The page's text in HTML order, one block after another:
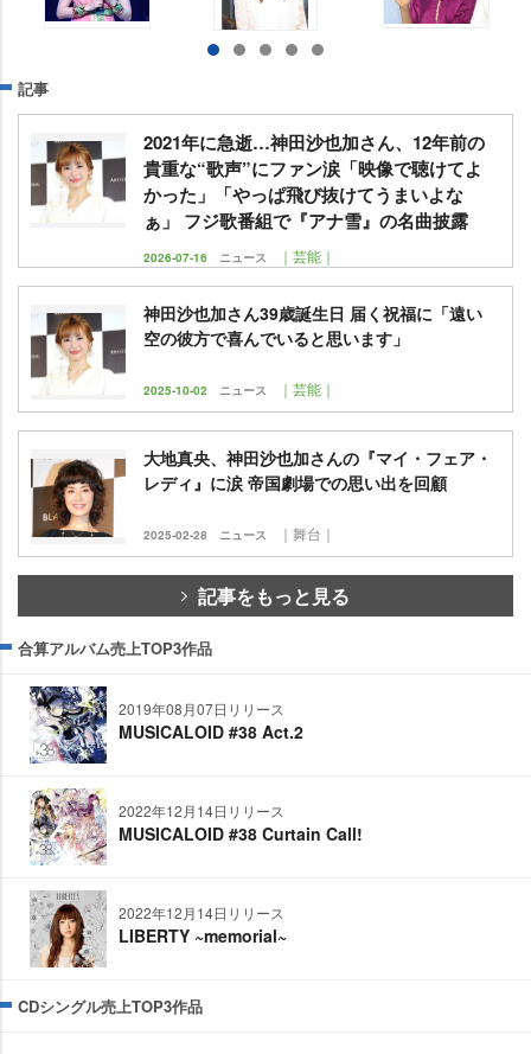
記事
2021年に急逝…神田沙也加さん、12年前の
貴重な“歌声”にファン涙「映像で聴けてよ
かった」「やっぱ飛び抜けてうまいよな
ぁ」 フジ歌番組で『アナ雪』の名曲披露
2026-07-16 ニュース ｜芸能｜
神田沙也加さん39歳誕生日 届く祝福に「遠い
空の彼方で喜んでいると思います」
2025-10-02 ニュース ｜芸能｜
大地真央、神田沙也加さんの『マイ・フェア・
レディ』に涙 帝国劇場での思い出を回顧
2025-02-28 ニュース ｜舞台｜
記事をもっと見る
合算アルバム売上TOP3作品
2019年08月07日リリース
MUSICALOID #38 Act.2
2022年12月14日リリース
MUSICALOID #38 Curtain Call!
2022年12月14日リリース
LIBERTY ~memorial~
CDシングル売上TOP3作品